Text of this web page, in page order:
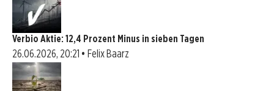
Verbio Aktie: 12,4 Prozent Minus in sieben Tagen
26.06.2026, 20:21 • Felix Baarz